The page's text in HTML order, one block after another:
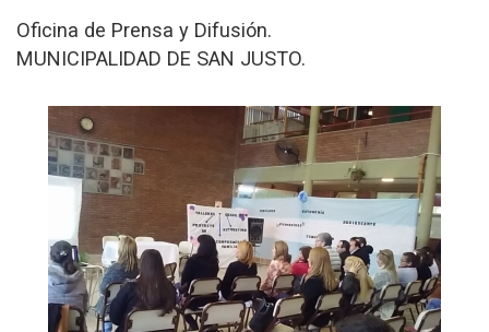
Oficina de Prensa y Difusión.
MUNICIPALIDAD DE SAN JUSTO.